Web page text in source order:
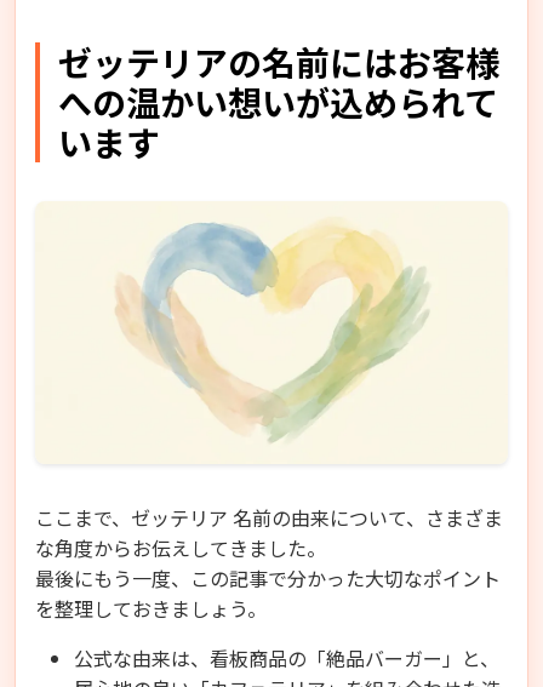
ゼッテリアの名前にはお客様
への温かい想いが込められて
います
ここまで、ゼッテリア 名前の由来について、さまざま
な角度からお伝えしてきました。
最後にもう一度、この記事で分かった大切なポイント
を整理しておきましょう。
公式な由来は、看板商品の「絶品バーガー」と、